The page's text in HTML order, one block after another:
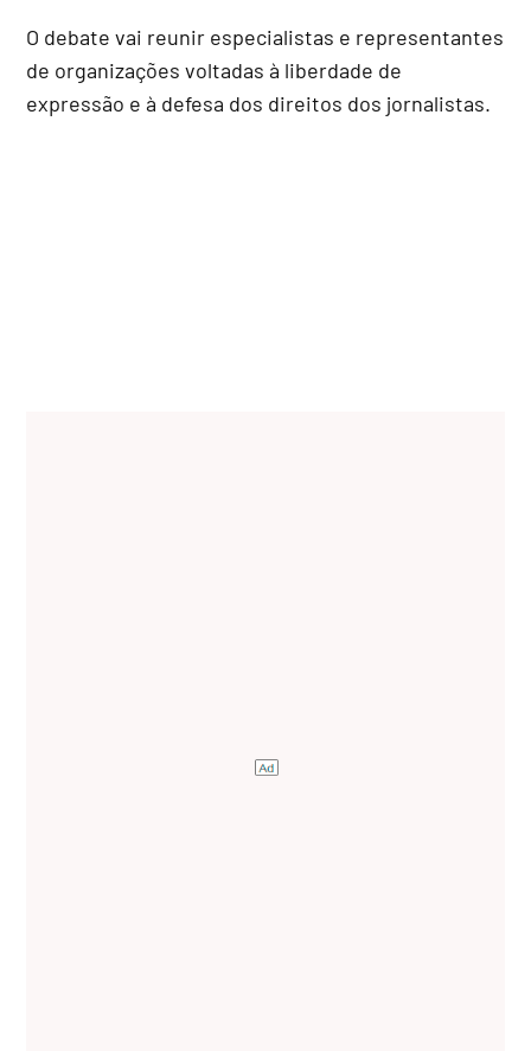
O debate vai reunir especialistas e representantes
de organizações voltadas à liberdade de
expressão e à defesa dos direitos dos jornalistas.